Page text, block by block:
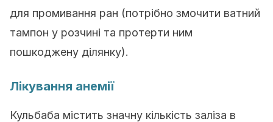
для промивання ран (потрібно змочити ватний
тампон у розчині та протерти ним
пошкоджену ділянку).
Лікування анемії
Кульбаба містить значну кількість заліза в